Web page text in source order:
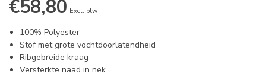
€58,80 Excl. btw
100% Polyester
Stof met grote vochtdoorlatendheid
Ribgebreide kraag
Versterkte naad in nek